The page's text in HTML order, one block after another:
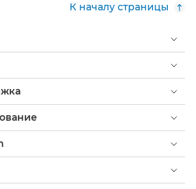
К началу страницы